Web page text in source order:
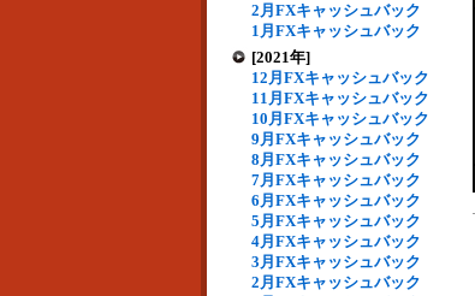
2月FXキャッシュバック
1月FXキャッシュバック
[2021年]
12月FXキャッシュバック
11月FXキャッシュバック
10月FXキャッシュバック
9月FXキャッシュバック
8月FXキャッシュバック
7月FXキャッシュバック
6月FXキャッシュバック
5月FXキャッシュバック
4月FXキャッシュバック
3月FXキャッシュバック
2月FXキャッシュバック